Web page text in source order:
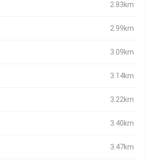
2.83km
2.99km
3.09km
3.14km
3.22km
3.40km
3.47km